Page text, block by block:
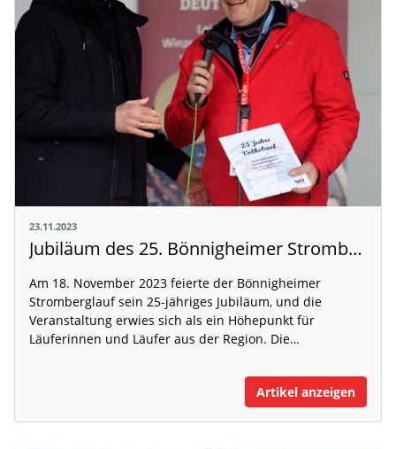
23.11.2023
Jubiläum des 25. Bönnigheimer Stromberglaufs: Ein Rückblick und Ausblick
Am 18. November 2023 feierte der Bönnigheimer
Stromberglauf sein 25-jähriges Jubiläum, und die
Veranstaltung erwies sich als ein Höhepunkt für
Läuferinnen und Läufer aus der Region. Die…
Artikel anzeigen